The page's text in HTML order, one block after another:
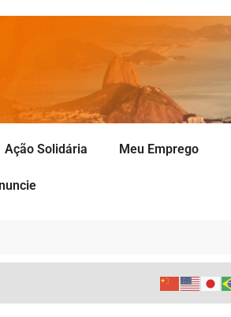
Ação Solidária Meu Emprego